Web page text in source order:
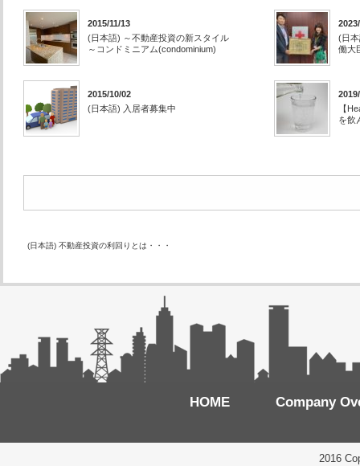
2015/11/13
(日本語) ～不動産投資の新スタイル
～コンドミニアム(condominium)
(日
働大
2015/10/02
(日本語) 入居者募集中
【
を飲
(日本語) 不動産投資の利回りとは・・・
HOME Company
2016